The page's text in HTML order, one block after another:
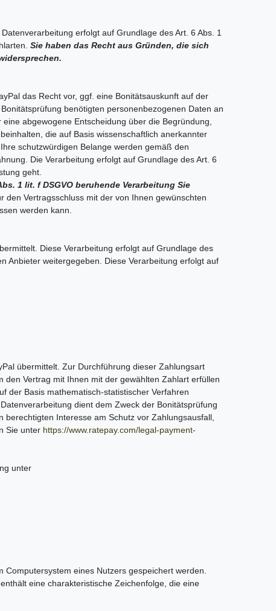
erfolgt auf Grundlage des Art. 6 Abs. 1
Sie haben das Recht aus Gründen, die sich
das Recht vor, ggf. eine Bonitätsauskunft auf der
benötigten personenbezogenen Daten an
abgewogene Entscheidung über die Begründung,
die auf Basis wissenschaftlich anerkannter
schutzwürdigen Belange werden gemäß den
Die Verarbeitung erfolgt auf Grundlage des Art. 6
geht.
1 lit. f DSGVO beruhende Verarbeitung Sie
den Vertragsschluss mit der von Ihnen gewünschten
werden kann.
Diese Verarbeitung erfolgt auf Grundlage des
Anbieter weitergegeben. Diese Verarbeitung erfolgt auf
übermittelt. Zur Durchführung dieser Zahlungsart
Vertrag mit Ihnen mit der gewählten Zahlart erfüllen
der Basis mathematisch-statistischer Verfahren
dient dem Zweck der Bonitätsprüfung
Interesse am Schutz vor Zahlungsausfall,
Sie unter https://www.ratepay.com/legal-payment-
unter
eines Nutzers gespeichert werden.
eine charakteristische Zeichenfolge, die eine